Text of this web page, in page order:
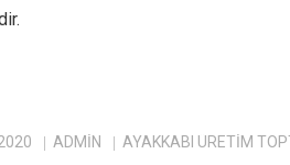
ADMIN AYAKKABI ÜRETIM